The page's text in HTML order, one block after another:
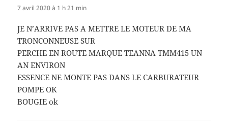
7 avril 2020 à 1 h 21 min
JE N’ARRIVE PAS A METTRE LE MOTEUR DE MA
TRONCONNEUSE SUR
PERCHE EN ROUTE MARQUE TEANNA TMM415 UN
AN ENVIRON
ESSENCE NE MONTE PAS DANS LE CARBURATEUR
POMPE OK
BOUGIE ok